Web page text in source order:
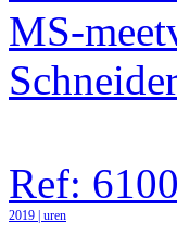
Ref:
2019 | uren